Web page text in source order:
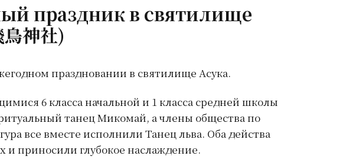
праздник в святилище
神社)
праздновании в святилище Асука.
6 класса начальной и 1 класса средней школы
танец Микомай, а члены общества по
все вместе исполнили Танец льва. Оба действа
и приносили глубокое наслаждение.